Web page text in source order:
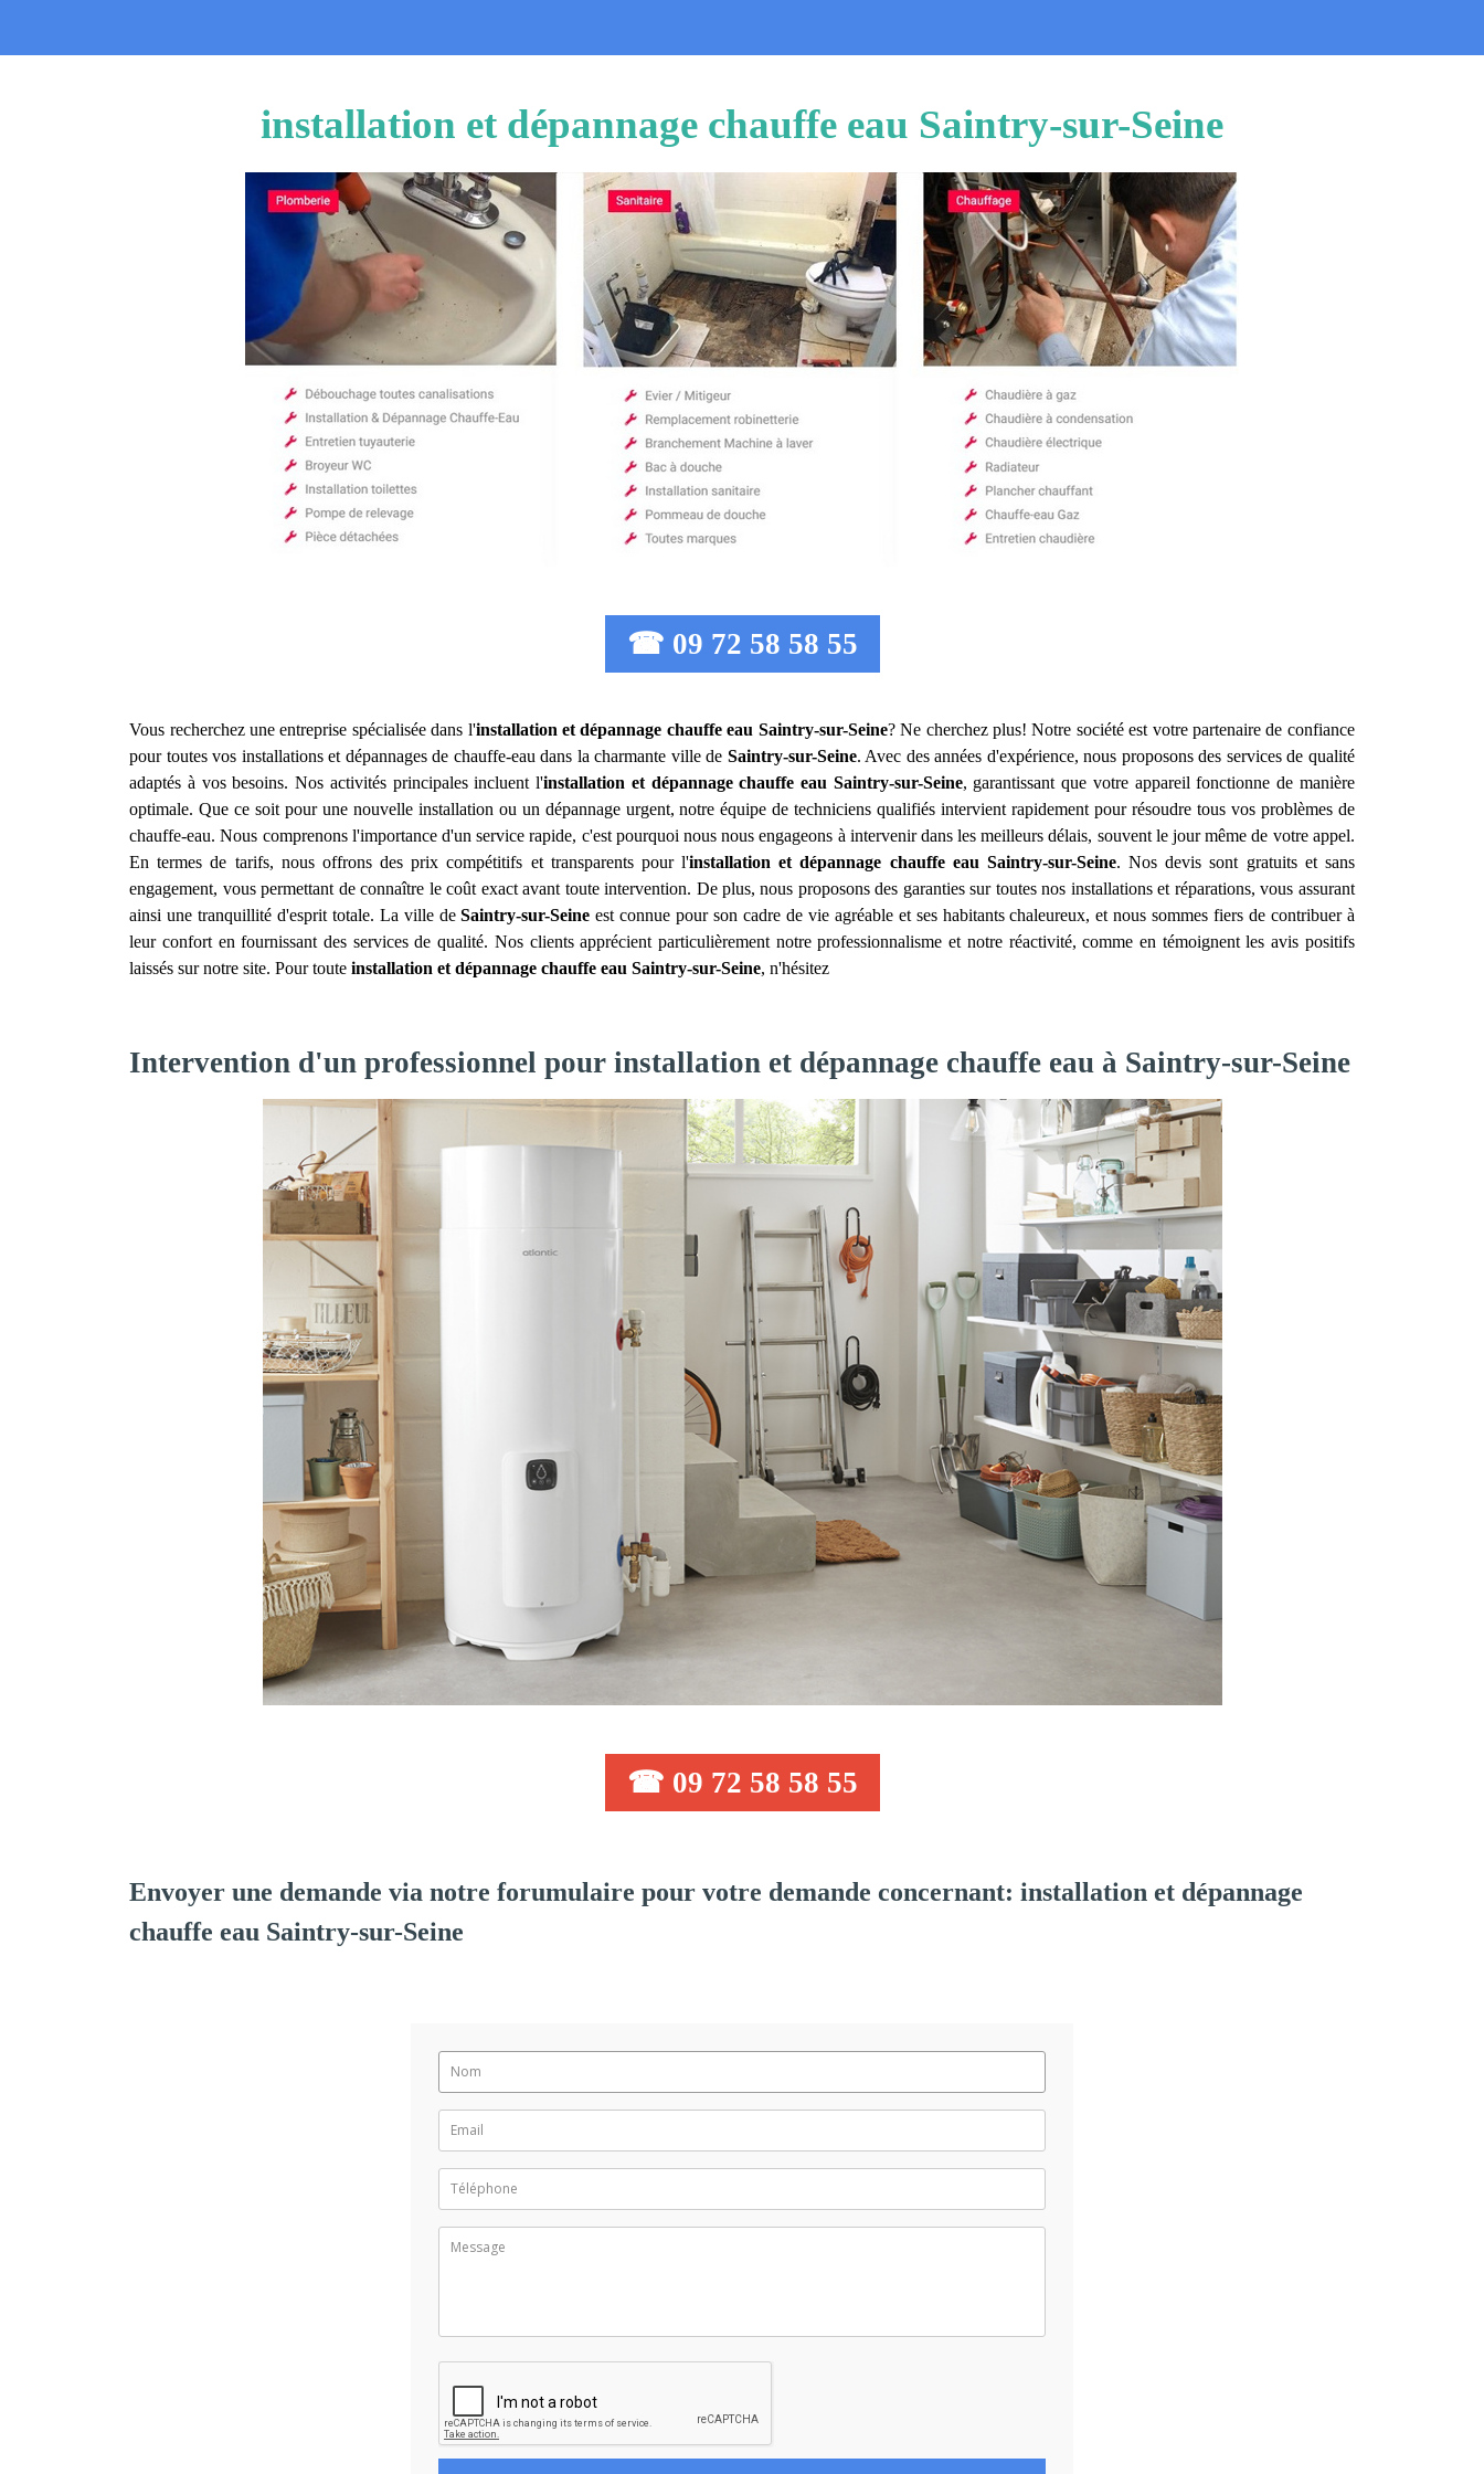
installation et dépannage chauffe eau Saintry-sur-Seine
☎ 09 72 58 58 55
Vous recherchez une entreprise spécialisée dans l'installation et dépannage chauffe eau Saintry-sur-Seine? Ne cherchez plus! Notre société est votre partenaire de confiance
pour toutes vos installations et dépannages de chauffe-eau dans la charmante ville de Saintry-sur-Seine. Avec des années d'expérience, nous proposons des services de qualité
adaptés à vos besoins. Nos activités principales incluent l'installation et dépannage chauffe eau Saintry-sur-Seine, garantissant que votre appareil fonctionne de manière
optimale. Que ce soit pour une nouvelle installation ou un dépannage urgent, notre équipe de techniciens qualifiés intervient rapidement pour résoudre tous vos problèmes de
chauffe-eau. Nous comprenons l'importance d'un service rapide, c'est pourquoi nous nous engageons à intervenir dans les meilleurs délais, souvent le jour même de votre appel.
En termes de tarifs, nous offrons des prix compétitifs et transparents pour l'installation et dépannage chauffe eau Saintry-sur-Seine. Nos devis sont gratuits et sans
engagement, vous permettant de connaître le coût exact avant toute intervention. De plus, nous proposons des garanties sur toutes nos installations et réparations, vous assurant
ainsi une tranquillité d'esprit totale. La ville deSaintry-sur-Seine est connue pour son cadre de vie agréable et ses habitants chaleureux, et nous sommes fiers de contribuer à
leur confort en fournissant des services de qualité. Nos clients apprécient particulièrement notre professionnalisme et notre réactivité, comme en témoignent les avis positifs
laissés sur notre site. Pour touteinstallation et dépannage chauffe eau Saintry-sur-Seine, n'hésitez
Intervention d'un professionnel pour installation et dépannage chauffe eau à Saintry-sur-Seine
☎ 09 72 58 58 55
Envoyer une demande via notre forumulaire pour votre demande concernant: installation et dépannage
chauffe eau Saintry-sur-Seine